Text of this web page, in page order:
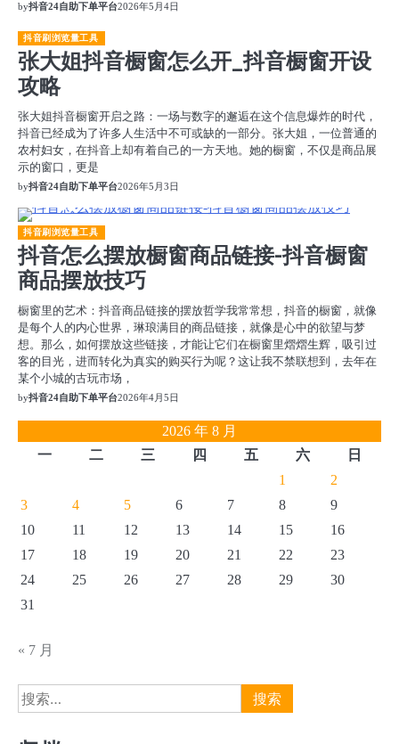
by抖音24自助下单平台2026年5月4日
抖音刷浏览量工具
张大姐抖音橱窗怎么开_抖音橱窗开设
攻略
张大姐抖音橱窗开启之路：一场与数字的邂逅在这个信息爆炸的时代，
抖音已经成为了许多人生活中不可或缺的一部分。张大姐，一位普通的
农村妇女，在抖音上却有着自己的一方天地。她的橱窗，不仅是商品展
示的窗口，更是
by抖音24自助下单平台2026年5月3日
抖音刷浏览量工具
抖音怎么摆放橱窗商品链接-抖音橱窗
商品摆放技巧
橱窗里的艺术：抖音商品链接的摆放哲学我常常想，抖音的橱窗，就像
是每个人的内心世界，琳琅满目的商品链接，就像是心中的欲望与梦
想。那么，如何摆放这些链接，才能让它们在橱窗里熠熠生辉，吸引过
客的目光，进而转化为真实的购买行为呢？这让我不禁联想到，去年在
某个小城的古玩市场，
by抖音24自助下单平台2026年4月5日
2026 年 8 月
一
二 三 四 五 六
日
1
2
3
4 5 6 7 8
9
10
11 12 13 14 15
16
17
18 19 20 21 22
23
24
25 26 27 28 29
30
31
« 7 月
搜
索：